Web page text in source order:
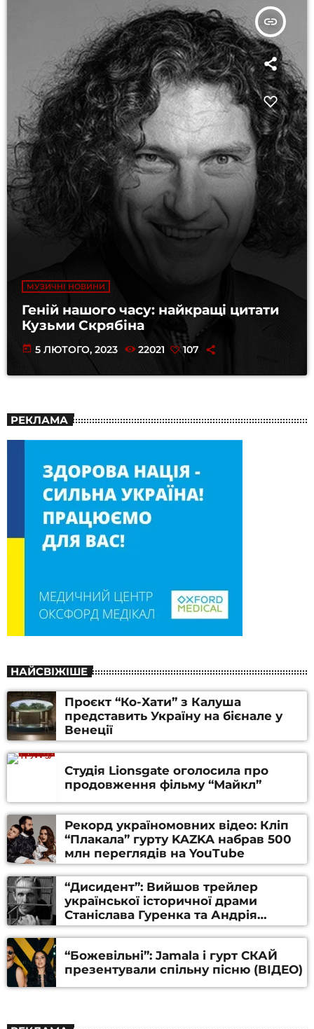
insert_link
МУЗИЧНІ НОВИНИ
Геній нашого часу: найкращі цитати
Кузьми Скрябіна
today 5 ЛЮТОГО, 2023 22021 107
РЕКЛАМА
НАЙСВІЖІШЕ
Проєкт “Ко-Хати” з Калуша
представить Україну на бієнале у
Венеції
Студія Lionsgate оголосила про
продовження фільму “Майкл”
Рекорд україномовних відео: Кліп
“Плакала” гурту KAZKA набрав 500
млн переглядів на YouTube
“Дисидент”: Вийшов трейлер
української історичної драми
Станіслава Гуренка та Андрія
Алфьорова (ВІДЕО)
“Божевільні”: Jamala і гурт СКАЙ
презентували спільну пісню (ВІДЕО)